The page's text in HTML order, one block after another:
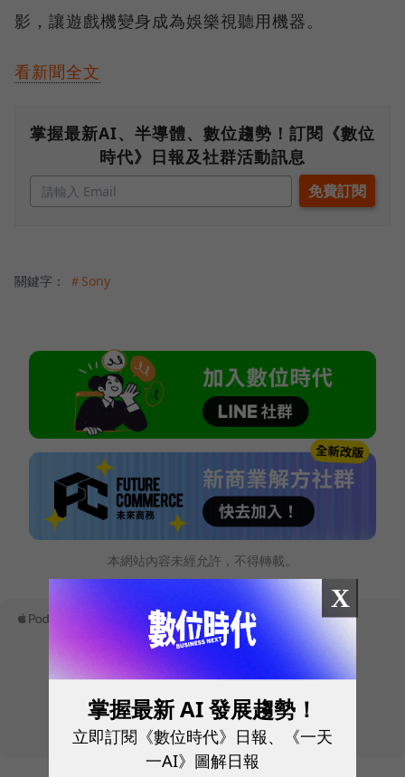
影，讓遊戲機變身成為娛樂視聽用機器。
看新聞全文
掌握最新AI、半導體、數位趨勢！訂閱《數位
時代》日報及社群活動訊息
關鍵字： ＃Sony
本網站內容未經允許，不得轉載。
X
掌握最新 AI 發展趨勢！
立即訂閱《數位時代》日報、《一天
一AI》圖解日報